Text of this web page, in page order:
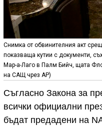
Снимка от обвинителния акт
показваща кутии с документи,
Мар-а-Лаго в Палм Бийч, щата
на САЩ чрез AP)
Съгласно Закона за
всички официални
бъдат предадени на